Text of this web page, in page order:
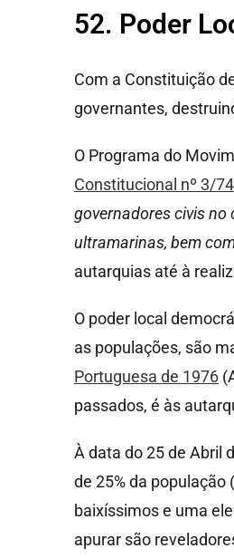
52. Poder
Com a Constituição
governantes,
O Programa do
Constitucional nº 3/74
governadores civis
ultramarinas, bem
autarquias até à
O poder local
as populações, são
Portuguesa de 1976
passados, é às
À data do 25 de Abril
de 25% da
baixíssimos e uma
apurar são